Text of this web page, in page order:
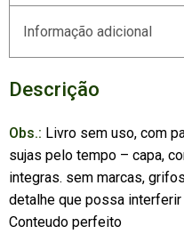
Informação adicional
Descrição
Obs.: Livro sem uso, com
sujas pelo tempo – capa,
integras. sem marcas,
detalhe que possa
Conteudo perfeito